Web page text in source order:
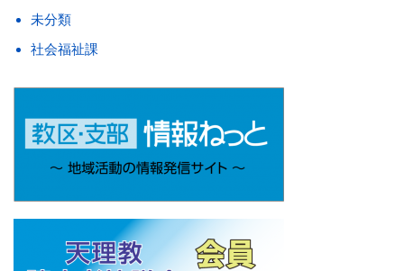
未分類
社会福祉課